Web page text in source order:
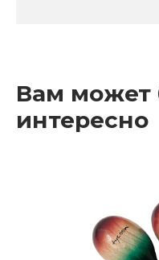
Вам может
интересно